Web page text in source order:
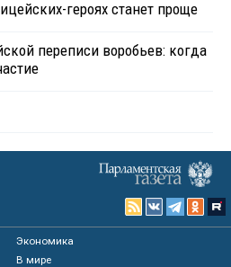
героях станет проще
переписи воробьев: когда
Экономика
В мире